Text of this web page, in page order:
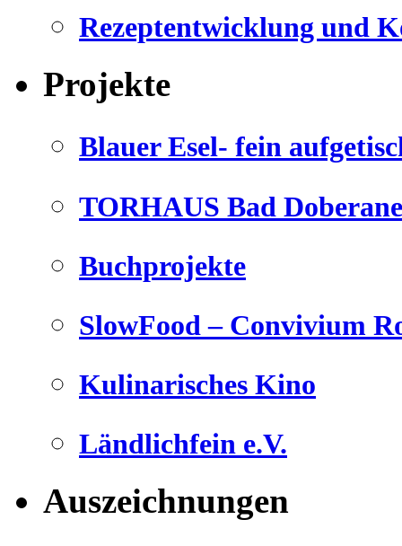
Rezeptentwicklung und
Projekte
Blauer Esel- fein
TORHAUS Bad
Buchprojekte
SlowFood – Convivium
Kulinarisches Kino
Ländlichfein e.V.
Auszeichnungen